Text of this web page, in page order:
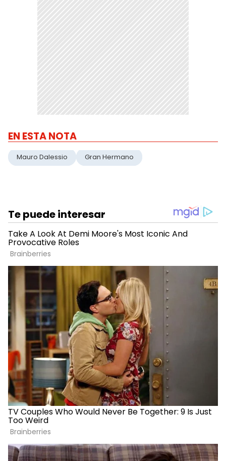
EN ESTA NOTA
Mauro Dalessio Gran Hermano